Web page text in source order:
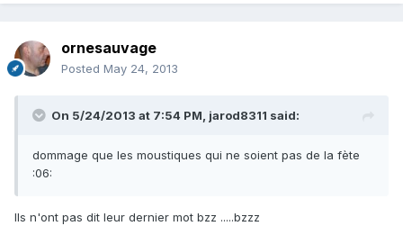
ornesauvage
Posted May 24, 2013
On 5/24/2013 at 7:54 PM, jarod8311 said:
dommage que les moustiques qui ne soient pas de la fète
:06:
Ils n'ont pas dit leur dernier mot bzz .....bzzz